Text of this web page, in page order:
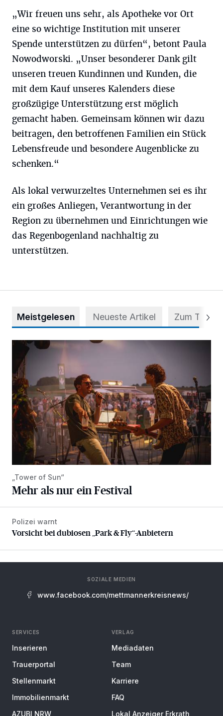
„Wir freuen uns sehr, als Apotheke vor Ort
eine so wichtige Institution mit unserer
Spende unterstützen zu dürfen“, betont Paula
Nowodworski. „Unser besonderer Dank gilt
unseren treuen Kundinnen und Kunden, die
mit dem Kauf unseres Kalenders diese
großzügige Unterstützung erst möglich
gemacht haben. Gemeinsam können wir dazu
beitragen, den betroffenen Familien ein Stück
Lebensfreude und besondere Augenblicke zu
schenken.“
Als lokal verwurzeltes Unternehmen sei es ihr
ein großes Anliegen, Verantwortung in der
Region zu übernehmen und Einrichtungen wie
das Regenbogenland nachhaltig zu
unterstützen.
Meistgelesen Neueste Artikel Zum Thema
Mehr als nur ein Festival
„Tower of Sun“
Mehr als nur ein Festival
Vorsicht bei dubiosen „Park & Fly“-Anbietern
Polizei warnt
Vorsicht bei dubiosen „Park & Fly“-Anbietern
SOZIALE MEDIEN
www.facebook.com/mettmannerkreisnews/
SERVICES
Inserieren
Trauerportal
Stellenmarkt
Immobilienmarkt
AZUBI NRW
VERLAG
Mediadaten
Team
Karriere
FAQ
Lokal Anzeiger Erkrath